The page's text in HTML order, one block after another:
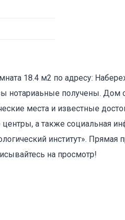
18.4 м2 по адресу:
нотариаьные получены.
места и известные
а также социальная
институт».
на просмотр!